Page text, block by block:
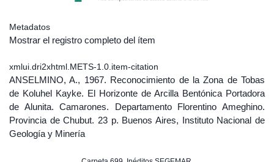
Metadatos
Mostrar el registro completo del ítem
xmlui.dri2xhtml.METS-1.0.item-citation
ANSELMINO, A., 1967. Reconocimiento de la Zona de Tobas
de Koluhel Kayke. El Horizonte de Arcilla Bentónica Portadora
de Alunita. Camarones. Departamento Florentino Ameghino.
Provincia de Chubut. 23 p. Buenos Aires, Instituto Nacional de
Geología y Minería